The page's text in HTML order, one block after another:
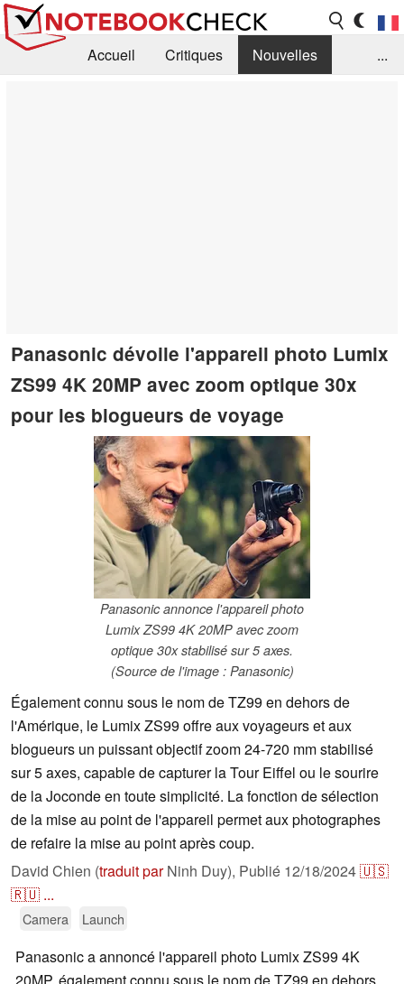
Accueil Critiques
Nouvelles
...
Panasonic dévoile l'appareil photo Lumix
ZS99 4K 20MP avec zoom optique 30x
pour les blogueurs de voyage
Panasonic annonce l'appareil photo
Lumix ZS99 4K 20MP avec zoom
optique 30x stabilisé sur 5 axes.
(Source de l'image : Panasonic)
Également connu sous le nom de TZ99 en dehors de
l'Amérique, le Lumix ZS99 offre aux voyageurs et aux
blogueurs un puissant objectif zoom 24-720 mm stabilisé
sur 5 axes, capable de capturer la Tour Eiffel ou le sourire
de la Joconde en toute simplicité. La fonction de sélection
de la mise au point de l'appareil permet aux photographes
de refaire la mise au point après coup.
David Chien (traduit parNinh Duy), Publié 12/18/2024🇺🇸
🇷🇺 ...
Camera Launch
Panasonic a annoncé l'appareil photo Lumix ZS99 4K